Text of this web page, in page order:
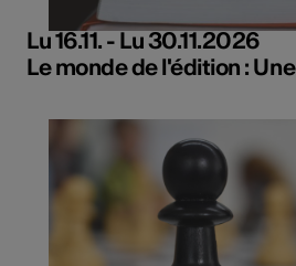
Lu 16.11. - Lu 30.11.2026
Le monde de l'édition :